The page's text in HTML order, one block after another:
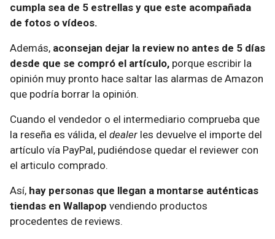
cumpla sea de 5 estrellas y que este acompañada
de fotos o vídeos.
Además, aconsejan dejar la review no antes de 5 días
desde que se compró el artículo, porque escribir la
opinión muy pronto hace saltar las alarmas de Amazon
que podría borrar la opinión.
Cuando el vendedor o el intermediario comprueba que
la reseña es válida, el dealer les devuelve el importe del
artículo vía PayPal, pudiéndose quedar el reviewer con
el articulo comprado.
Así, hay personas que llegan a montarse auténticas
tiendas en Wallapop vendiendo productos
procedentes de reviews.